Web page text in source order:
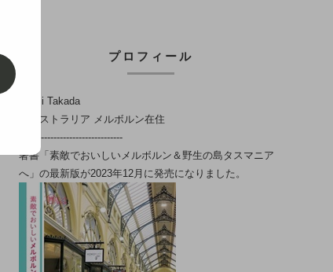
プロフィール
Mami Takada
オーストラリア メルボルン在住
---------------------------------
著書「素敵でおいしいメルボルン＆野生の島タスマニア
へ」の最新版が2023年12月に発売になりました。